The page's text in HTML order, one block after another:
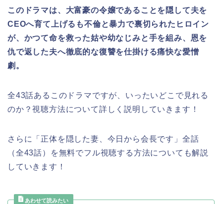
このドラマは、大富豪の令嬢であることを隠して夫を
CEOへ育て上げるも不倫と暴力で裏切られたヒロイン
が、かつて命を救った姑や幼なじみと手を組み、恩を
仇で返した夫へ徹底的な復讐を仕掛ける痛快な愛憎
劇。
全43話あるこのドラマですが、いったいどこで見れる
のか？視聴方法について詳しく説明していきます！
さらに「正体を隠した妻、今日から会長です」全話
（全43話）を無料でフル視聴する方法についても解説
していきます！